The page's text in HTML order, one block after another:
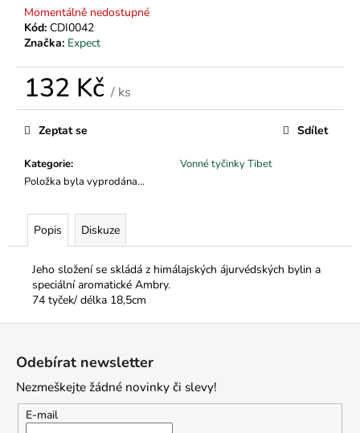
Momentálně nedostupné
Kód: CDI0042
Značka: Expect
132 Kč / ks
Měrná
cena:
Kategorie:
Vonné tyčinky Tibet
Položka byla vyprodána…
Zeptat se Sdílet
Popis Diskuze
Jeho složení se skládá z himálajských ájurvédských bylin a
speciální aromatické Ambry.
74 tyček/ délka 18,5cm
D
o
o
u
u
e
Odebírat newsletter
Nezmeškejte žádné novinky či slevy!
E-mail